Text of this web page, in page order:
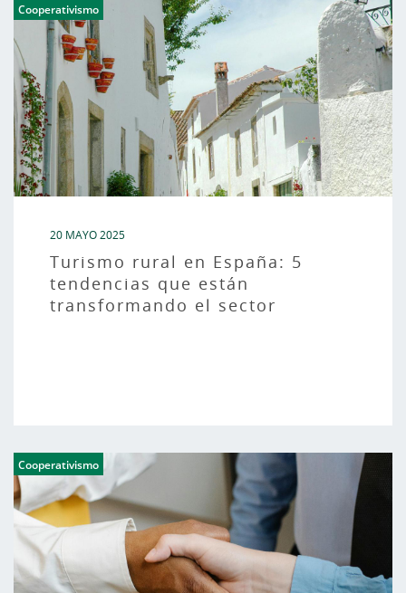
Cooperativismo
20 MAYO 2025
Turismo rural en España: 5
tendencias que están
transformando el sector
Cooperativismo